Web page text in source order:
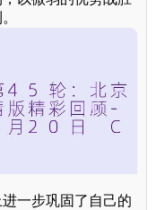
一步巩固了自己的